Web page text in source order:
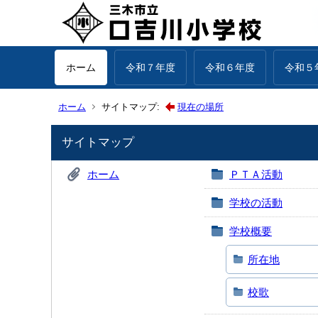
ホーム 令和７年度 令和６年度 令和５
ホーム サイトマップ: 現在の場所
サイトマップ
ホーム ＰＴＡ活動
学校の活動
学校概要
所在地
校歌